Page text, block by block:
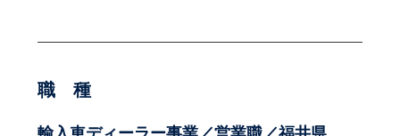
職 種